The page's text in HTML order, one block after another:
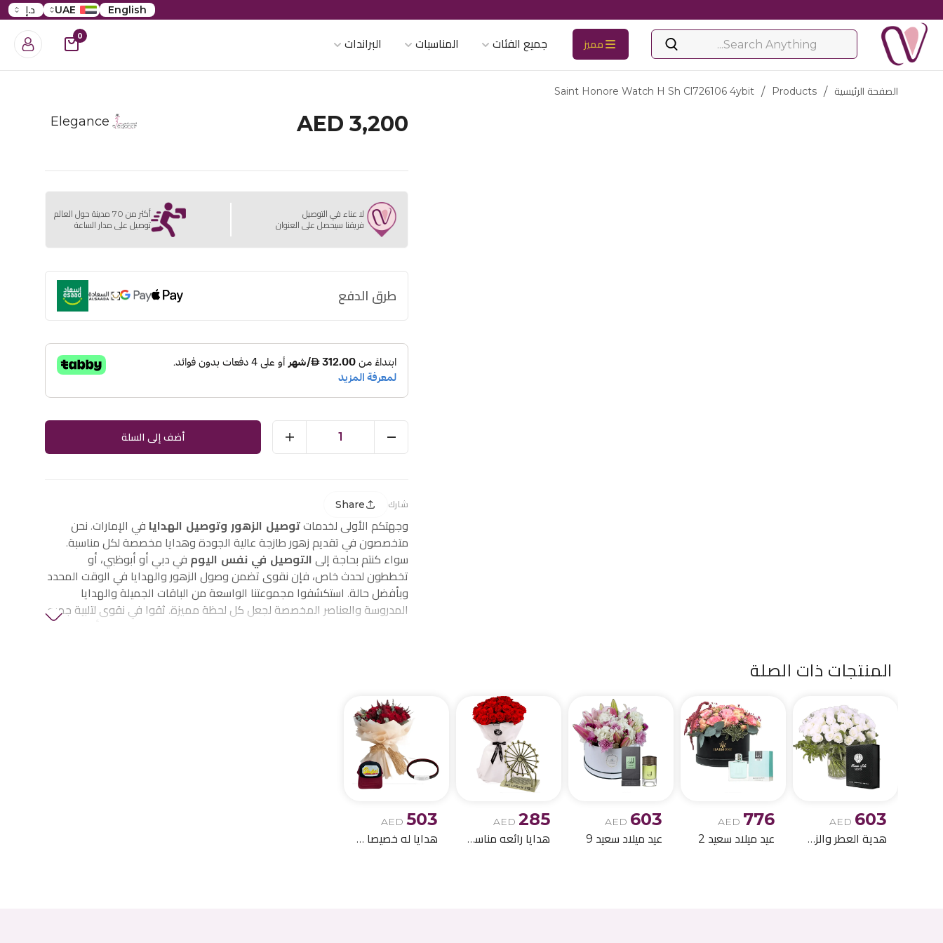
English
UAE د.إ
مميز جميع الفئات المناسبات البراندات
0
الصفحة الرئيسية /
Products
/
Saint Honore Watch H Sh Cl726106 4ybit
AED 3,200
Elegance
لا عناء في التوصيل
فريقنا سيحصل على العنوان
أكثر من 70 مدينة حول العالم
توصيل على مدار الساعة
طرق الدفع
1 أضف إلى السلة
شارك Share
وجهتكم الأولى لخدمات توصيل الزهور وتوصيل الهدايا في الإمارات. نحن
متخصصون في تقديم زهور طازجة عالية الجودة وهدايا مخصصة لكل مناسبة.
سواء كنتم بحاجة إلى التوصيل في نفس اليوم في دبي أو أبوظبي، أو
تخططون لحدث خاص، فإن نقوى تضمن وصول الزهور والهدايا في الوقت المحدد
وبأفضل حالة. استكشفوا مجموعتنا الواسعة من الباقات الجميلة والهدايا
المدروسة والعناصر المخصصة لجعل كل لحظة مميزة. ثقوا في نقوى لتلبية جميع
المنتجات ذات الصلة
AED 603
هدية العطر والزهور لعيد الميلاد 6
AED 776
عيد ميلاد سعيد 2
AED 603
عيد ميلاد سعيد 9
AED 285
هدايا رائعه مناسبه لاعياد الميلاد 11
AED 503
هدايا له خصيصا !!- 4